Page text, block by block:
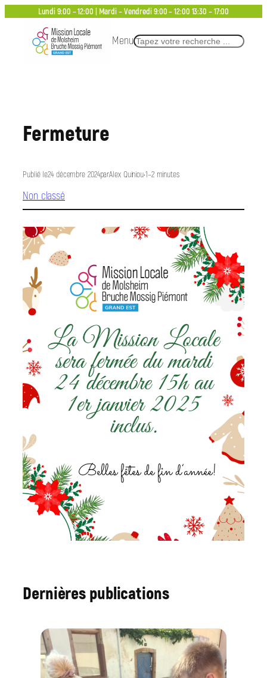
contenu
Lundi 9:00 – 12:00 | Mardi – Vendredi 9:00 – 12:00 13:30 – 17:00
MenuRechercher
Fermeture
Publié le24 décembre 2024parAlex Quiniou•1–2 minutes
Non classé
Dernières publications